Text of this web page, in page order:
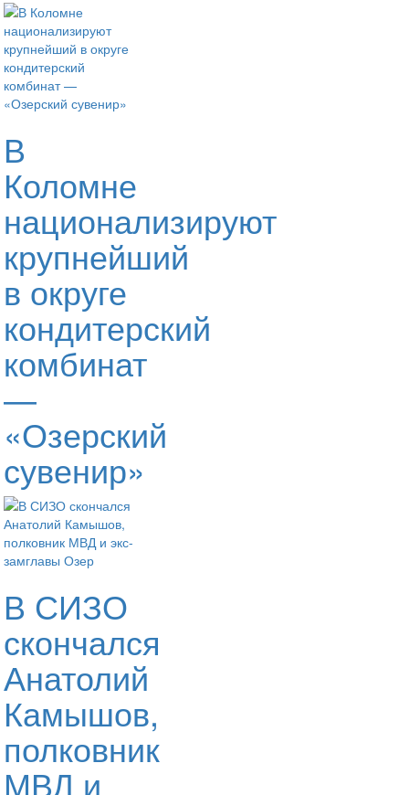
В
Коломне
национализируют
крупнейший
в округе
кондитерский
комбинат
—
«Озерский
сувенир»
В СИЗО
скончался
Анатолий
Камышов,
полковник
МВД и